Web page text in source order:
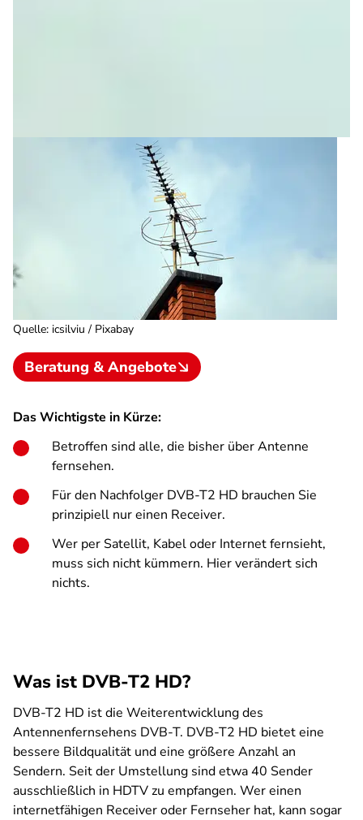
Quelle: icsilviu / Pixabay
Beratung & Angebote
Das Wichtigste in Kürze:
Betroffen sind alle, die bisher über Antenne
fernsehen.
Für den Nachfolger DVB-T2 HD brauchen Sie
prinzipiell nur einen Receiver.
Wer per Satellit, Kabel oder Internet fernsieht,
muss sich nicht kümmern. Hier verändert sich
nichts.
Was ist DVB-T2 HD?
DVB-T2 HD ist die Weiterentwicklung des
Antennenfernsehens DVB-T. DVB-T2 HD bietet eine
bessere Bildqualität und eine größere Anzahl an
Sendern. Seit der Umstellung sind etwa 40 Sender
ausschließlich in HDTV zu empfangen. Wer einen
internetfähigen Receiver oder Fernseher hat, kann sogar